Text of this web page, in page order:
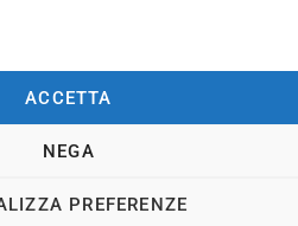
ACCETTA
NEGA
PREFERENZE